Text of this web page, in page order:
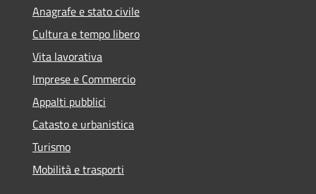
Anagrafe e stato civile
Cultura e tempo libero
Vita lavorativa
Imprese e Commercio
Appalti pubblici
Catasto e urbanistica
Turismo
Mobilità e trasporti